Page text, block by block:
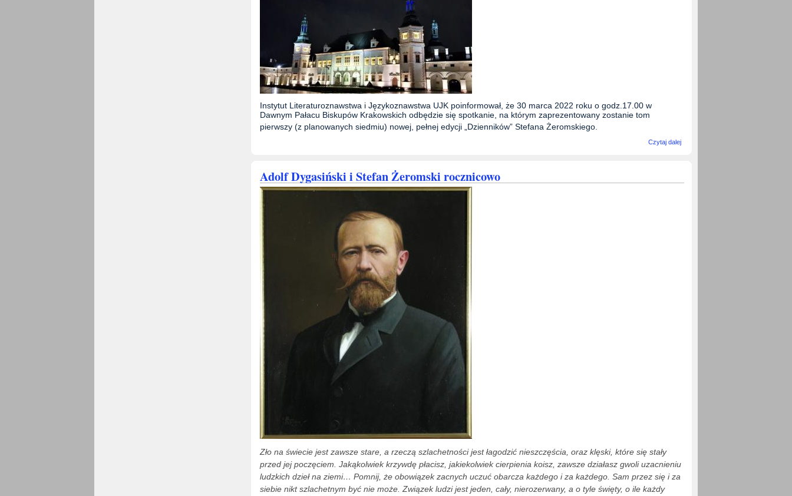
Instytut Literaturoznawstwa i Językoznawstwa UJK poinformował, że 30 marca 2022 roku o godz.17.00 w
Dawnym Pałacu Biskupów Krakowskich odbędzie się spotkanie, na którym zaprezentowany zostanie tom
pierwszy (z planowanych siedmiu) nowej, pełnej edycji „Dzienników” Stefana Żeromskiego.
Czytaj dalejwpis
"Dzienników"
Adolf Dygasiński i Stefan Żeromski rocznicowo
Zło na świecie jest zawsze stare, a rzeczą szlachetności jest łagodzić nieszczęścia, oraz klęski, które się stały
przed jej poczęciem. Jakąkolwiek krzywdę płacisz, jakiekolwiek cierpienia koisz, zawsze działasz gwoli uzacnieniu
ludzkich dzieł na ziemi… Pomnij, że obowiązek zacnych uczuć obarcza każdego i za każdego. Sam przez się i za
siebie nikt szlachetnym być nie może. Związek ludzi jest jeden, cały, nierozerwany, a o tyle święty, o ile każdy